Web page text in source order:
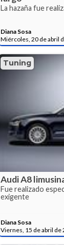
La hazaña fue
Diana Sosa
Miércoles, 20 de abril
Tuning
Audi A8
Fue realizado
exigente
Diana Sosa
Viernes, 15 de abril de